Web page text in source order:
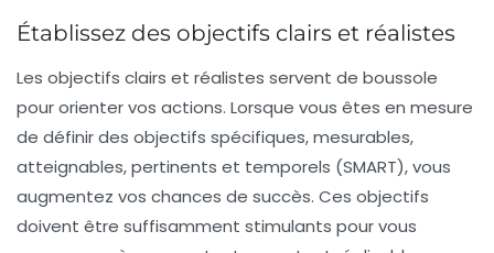
Établissez des objectifs clairs et réalistes
Les objectifs clairs et réalistes servent de boussole
pour orienter vos actions. Lorsque vous êtes en mesure
de définir des objectifs spécifiques, mesurables,
atteignables, pertinents et temporels (SMART), vous
augmentez vos chances de succès. Ces objectifs
doivent être suffisamment stimulants pour vous